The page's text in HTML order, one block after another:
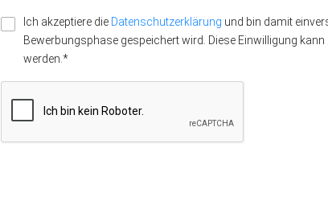
Ich akzeptiere die Datenschutzerklärung und bin damit
Bewerbungsphase gespeichert wird. Diese Einwilligung kann
werden.*